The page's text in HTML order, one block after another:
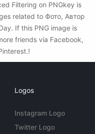
Filtering on PNGkey is
related to Фото, Автор
If this PNG image is
friends via Facebook,
Logos
Instagram Logo
Twitter Logo